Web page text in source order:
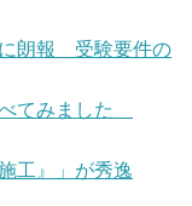
に朗報 受験要件の
てみました
工』」が秀逸